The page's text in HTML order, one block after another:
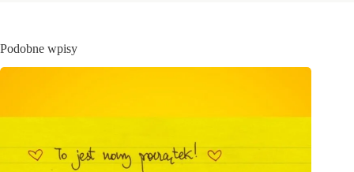
Podobne wpisy